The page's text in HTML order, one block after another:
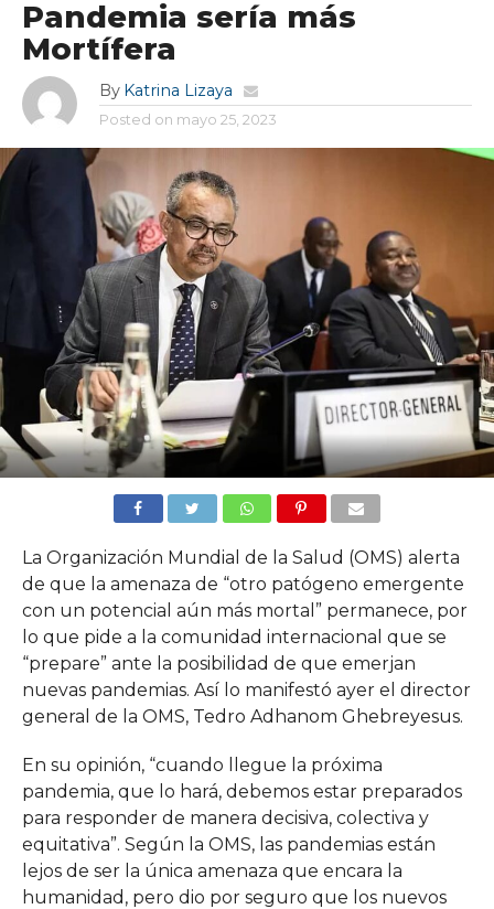
Pandemia sería más
Mortífera
By Katrina Lizaya
Posted on mayo 25, 2023
La Organización Mundial de la Salud (OMS) alerta
de que la amenaza de “otro patógeno emergente
con un potencial aún más mortal” permanece, por
lo que pide a la comunidad internacional que se
“prepare” ante la posibilidad de que emerjan
nuevas pandemias. Así lo manifestó ayer el director
general de la OMS, Tedro Adhanom Ghebreyesus.
En su opinión, “cuando llegue la próxima
pandemia, que lo hará, debemos estar preparados
para responder de manera decisiva, colectiva y
equitativa”. Según la OMS, las pandemias están
lejos de ser la única amenaza que encara la
humanidad, pero dio por seguro que los nuevos